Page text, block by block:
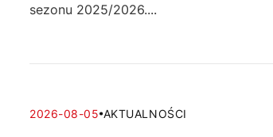
sezonu 2025/2026....
2026-08-05 AKTUALNOŚCI